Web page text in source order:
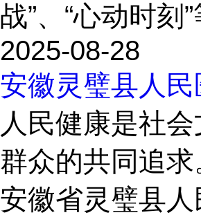
战”、“心动时刻
2025-08-28
安徽灵璧县人
人民健康是社
群众的共同追
安徽省灵璧县